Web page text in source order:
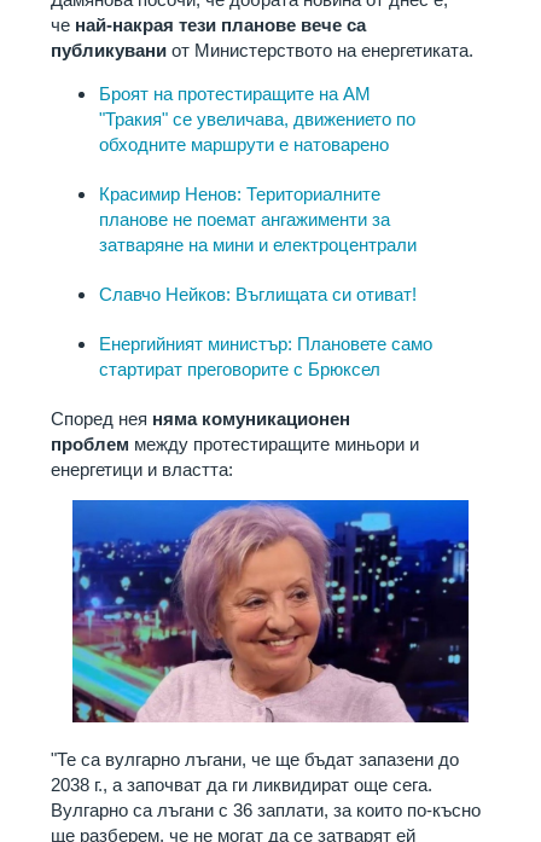
че най-накрая тези планове вече са
публикувани от Министерството на енергетиката.
Броят на протестиращите на АМ
"Тракия" се увеличава, движението по
обходните маршрути е натоварено
Красимир Ненов: Териториалните
планове не поемат ангажименти за
затваряне на мини и електроцентрали
Славчо Нейков: Въглищата си отиват!
Енергийният министър: Плановете само
стартират преговорите с Брюксел
Според нея няма комуникационен
проблем между протестиращите миньори и
енергетици и властта:
"Те са вулгарно лъгани, че ще бъдат запазени до
2038 г., а започват да ги ликвидират още сега.
Вулгарно са лъгани с 36 заплати, за които по-късно
ще разберем, че не могат да се затварят ей